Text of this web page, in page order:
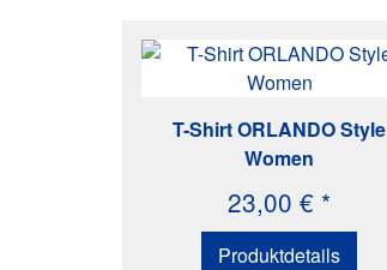
T-Shirt ORLANDO Style
Women
23,00 € *
Produktdetails